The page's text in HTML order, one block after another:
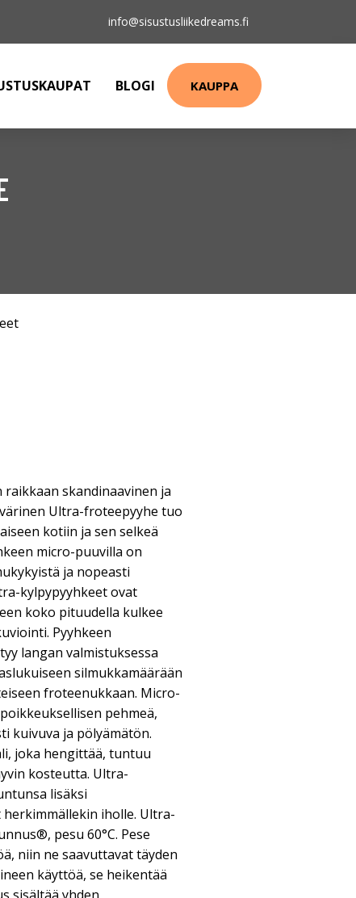
info@sisustusliikedreams.fi
BLOGI KAUPPA
skandinaavinen ja
Ultra-froteepyyhe tuo
kotiin ja sen selkeä
micro-puuvilla on
ja nopeasti
kylpypyyhkeet ovat
koko pituudella kulkee
Pyyhkeen
langan valmistuksessa
silmukkamäärään
froteenukkaan. Micro-
pehmeä,
kuivuva ja pölyämätön.
joka hengittää, tuntuu
kosteutta. Ultra-
lisäksi
iholle. Ultra-
pesu 60°C. Pese
niin ne saavuttavat täyden
käyttöä, se heikentää